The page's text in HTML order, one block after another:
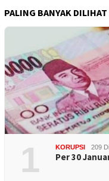
PALING BANYAK DILIHAT
1 KORUPSI 209
Per 30